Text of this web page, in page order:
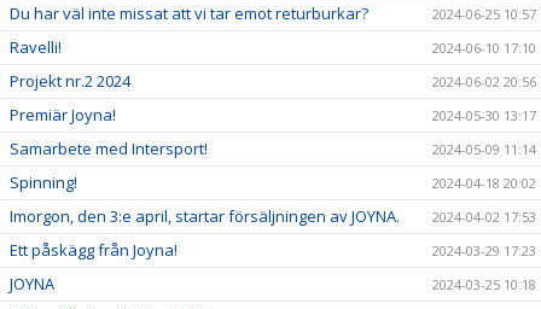
Du har väl inte missat att vi tar emot returburkar? 2024-06-25 10:57
Ravelli! 2024-06-10 17:10
Projekt nr.2 2024 2024-06-02 20:56
Premiär Joyna! 2024-05-30 13:17
Samarbete med Intersport! 2024-05-09 11:14
Spinning! 2024-04-18 20:02
Imorgon, den 3:e april, startar försäljningen av JOYNA. 2024-04-02 17:53
Ett påskägg från Joyna! 2024-03-29 17:23
JOYNA 2024-03-25 10:18